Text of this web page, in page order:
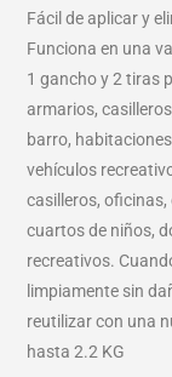
Fácil de aplicar y
Funciona en una
1 gancho y 2 tiras
armarios,
barro,
vehículos
casilleros,
cuartos de niños,
recreativos.
limpiamente sin
reutilizar con una
hasta 2.2 KG